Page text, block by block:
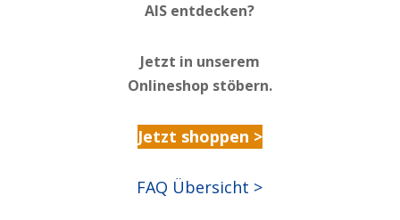
AIS entdecken?
Jetzt in unserem
Onlineshop stöbern.
Jetzt shoppen >
FAQ Übersicht >